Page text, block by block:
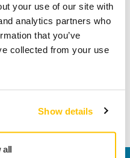
your use of our site with
analytics partners who
that you’ve
collected from your use
Show details
all
Ke stažení
nosiče a technologii
prachu je Coarse Cut
zanášení.